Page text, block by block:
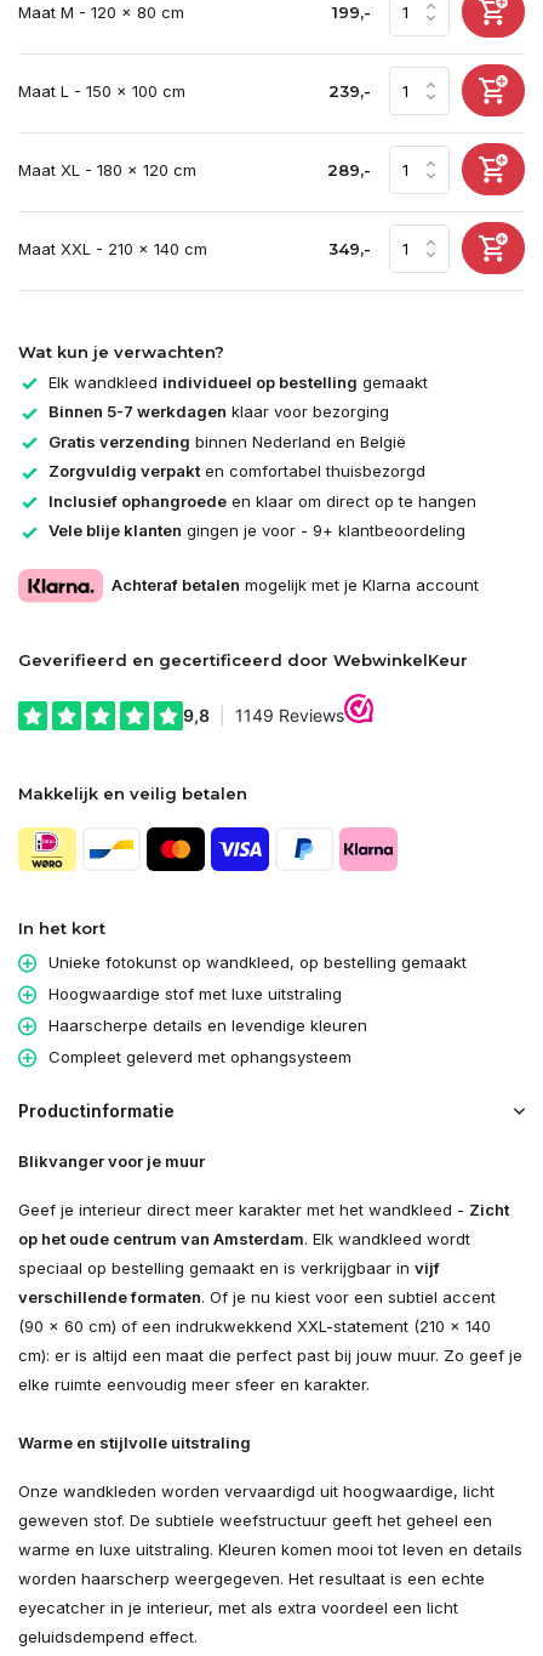
Maat M - 120 x 80 cm 199,-
Maat L - 150 x 100 cm 239,-
Maat XL - 180 x 120 cm 289,-
Maat XXL - 210 x 140 cm 349,-
Wat kun je verwachten?
Elk wandkleed individueel op bestelling gemaakt
Binnen 5-7 werkdagen klaar voor bezorging
Gratis verzending binnen Nederland en België
Zorgvuldig verpakten comfortabel thuisbezorgd
Inclusief ophangroede en klaar om direct op te hangen
Vele blije klanten gingen je voor - 9+ klantbeoordeling
Achteraf betalen mogelijk met je Klarna account
Geverifieerd en gecertificeerd door WebwinkelKeur
Makkelijk en veilig betalen
In het kort
Unieke fotokunst op wandkleed, op bestelling gemaakt
Hoogwaardige stof met luxe uitstraling
Haarscherpe details en levendige kleuren
Compleet geleverd met ophangsysteem
Productinformatie
Blikvanger voor je muur
Geef je interieur direct meer karakter met het wandkleed - Zicht
op het oude centrum van Amsterdam. Elk wandkleed wordt
speciaal op bestelling gemaakt en is verkrijgbaar in vijf
verschillende formaten. Of je nu kiest voor een subtiel accent
(90 × 60 cm) of een indrukwekkend XXL-statement (210 × 140
cm): er is altijd een maat die perfect past bij jouw muur. Zo geef je
elke ruimte eenvoudig meer sfeer en karakter.
Warme en stijlvolle uitstraling
Onze wandkleden worden vervaardigd uit hoogwaardige, licht
geweven stof. De subtiele weefstructuur geeft het geheel een
warme en luxe uitstraling. Kleuren komen mooi tot leven en details
worden haarscherp weergegeven. Het resultaat is een echte
eyecatcher in je interieur, met als extra voordeel een licht
geluidsdempend effect.